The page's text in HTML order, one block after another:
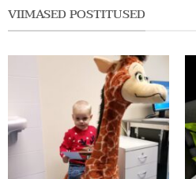
VIIMASED POSTITUSED